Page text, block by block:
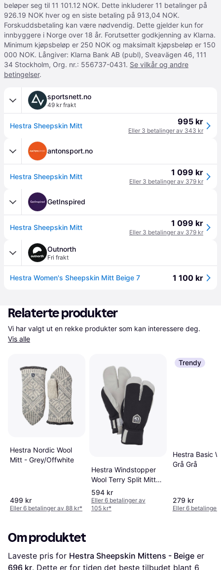
beløper seg til 11 101.12 NOK. Dette inkluderer 11 betalinger på
926.19 NOK hver og en siste betaling på 913,04 NOK.
Forskuddsbetaling kan være nødvendig. Dette gjelder kun for
innbyggere i Norge over 18 år. Forutsetter godkjenning av Klarna.
Minimum kjøpsbeløp er 250 NOK og maksimalt kjøpsbeløp er 150
000 NOK. Långiver: Klarna Bank AB (publ), Sveavägen 46, 111
34 Stockholm, Org. nr.: 556737-0431. Se vilkår og andre
betingelser.
sportsnett.no
49 kr frakt
Hestra Sheepskin Mitt 995 kr
Eller 3 betalinger av 343 kr
antonsport.no
Hestra Sheepskin Mitt 1 099 kr
Eller 3 betalinger av 379 kr
GetInspired
Hestra Sheepskin Mitt 1 099 kr
Eller 3 betalinger av 379 kr
Outnorth
Fri frakt
Hestra Women's Sheepskin Mitt Beige 7 1 100 kr
Relaterte produkter
Vis alle
Hestra Nordic Wool
Mitt - Grey/Offwhite
499 kr
Eller 6 betalinger av 88 kr*
Hestra Windstopper
Wool Terry Split Mitt
Gloves
594 kr
Eller 6 betalinger av
105 kr*
Trendy
Hestra Basic
Grå Grå
279 kr
Eller 6 betalinger
Om produktet
Laveste pris for Hestra Sheepskin Mittens - Beige
696 kr. Dette er for tiden det beste tilbudet blant 6